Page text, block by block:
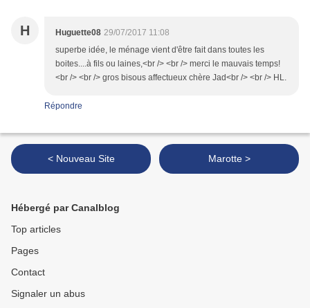
H Huguette08 29/07/2017 11:08
superbe idée, le ménage vient d'être fait dans toutes les
boites....à fils ou laines,<br /> <br /> merci le mauvais temps!
<br /> <br /> gros bisous affectueux chère Jad<br /> <br /> HL.
Répondre
< Nouveau Site Marotte >
Hébergé par Canalblog
Top articles
Pages
Contact
Signaler un abus